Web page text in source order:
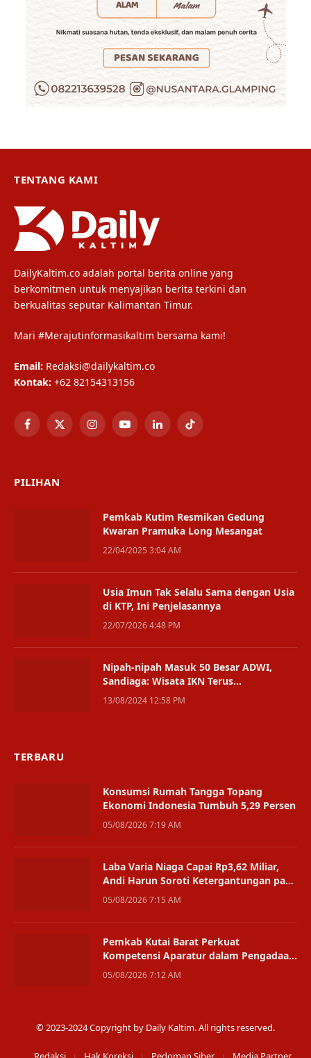
TENTANG KAMI
DailyKaltim.co adalah portal berita online yang
berkomitmen untuk menyajikan berita terkini dan
berkualitas seputar Kalimantan Timur.
Mari #Merajutinformasikaltim bersama kami!
Email: Redaksi@dailykaltim.co
Kontak: +62 82154313156
Facebook
X
InstagramYouTubeLinkedInTikTok
PILIHAN
Pemkab Kutim Resmikan Gedung
Kwaran Pramuka Long Mesangat
22/04/2025 3:04 AM
Usia Imun Tak Selalu Sama dengan Usia
di KTP, Ini Penjelasannya
22/07/2026 4:48 PM
Nipah-nipah Masuk 50 Besar ADWI,
Sandiaga: Wisata IKN Terus
Berkembang
13/08/2024 12:58 PM
TERBARU
Konsumsi Rumah Tangga Topang
Ekonomi Indonesia Tumbuh 5,29 Persen
05/08/2026 7:19 AM
Laba Varia Niaga Capai Rp3,62 Miliar,
Andi Harun Soroti Ketergantungan pada
Satu Bisnis
05/08/2026 7:15 AM
Pemkab Kutai Barat Perkuat
Kompetensi Aparatur dalam Pengadaan
Digital
05/08/2026 7:12 AM
© 2023-2024 Copyright by Daily Kaltim. All rights reserved.